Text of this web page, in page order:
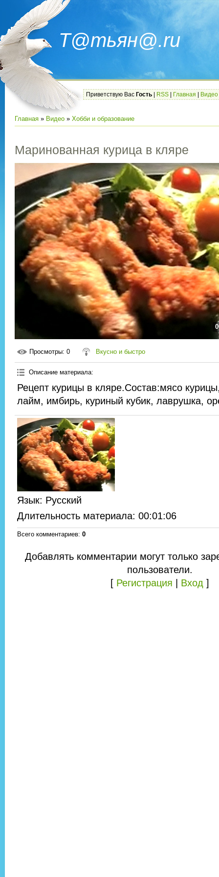
Т@тьян@.ru
Приветствую Вас Гость RSS Главная Видео
Главная » Видео » Хобби и образование
Маринованная курица в кляре
Просмотры: 0 Вкусно и быстро
Описание материала:
Рецепт курицы в кляре.Состав:мясо
лайм, имбирь, куриный кубик, лаврушка,
Язык: Русский
Длительность материала: 00:01:06
Всего комментариев: 0
Добавлять комментарии могут только
пользователи.
[ Регистрация Вход ]